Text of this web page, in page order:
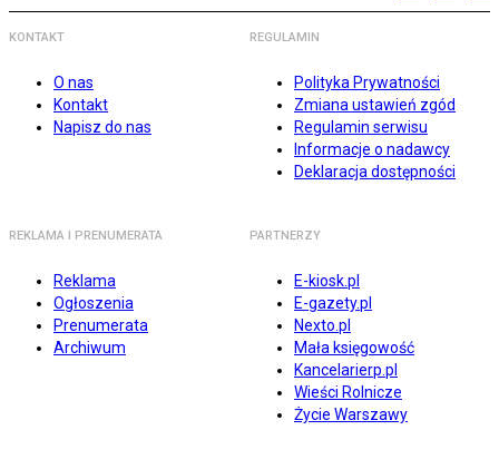
KONTAKT
O nas
Kontakt
Napisz do nas
REGULAMIN
Polityka Prywatności
Zmiana ustawień zgód
Regulamin serwisu
Informacje o nadawcy
Deklaracja dostępności
REKLAMA I PRENUMERATA
Reklama
Ogłoszenia
Prenumerata
Archiwum
PARTNERZY
E-kiosk.pl
E-gazety.pl
Nexto.pl
Mała księgowość
Kancelarierp.pl
Wieści Rolnicze
Życie Warszawy